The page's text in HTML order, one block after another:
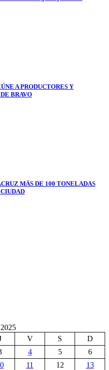
A PRODUCTORES Y
BRAVO
MÁS DE 100 TONELADAS
V S
D
4 5
6
11 12
13